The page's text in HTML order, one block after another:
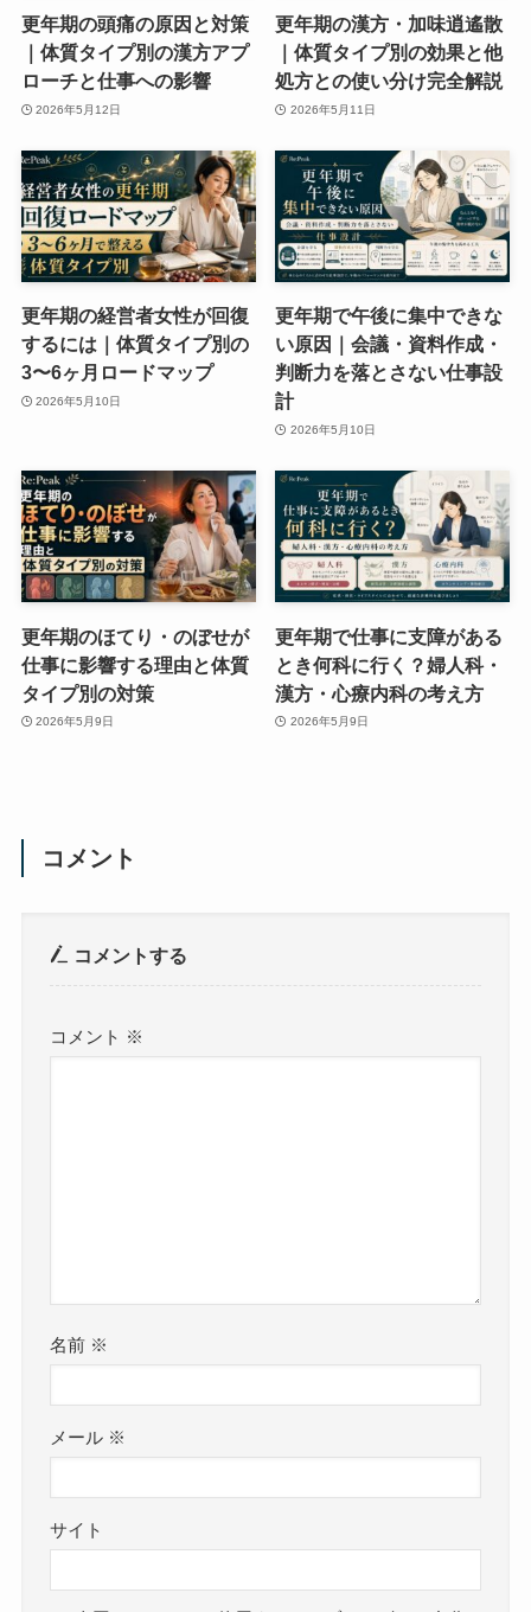
更年期の頭痛の原因と対策
｜体質タイプ別の漢方アプ
ローチと仕事への影響
2026年5月12日
更年期の漢方・加味逍遙散
｜体質タイプ別の効果と他
処方との使い分け完全解説
2026年5月11日
更年期の経営者女性が回復
するには｜体質タイプ別の
3〜6ヶ月ロードマップ
2026年5月10日
更年期で午後に集中できな
い原因｜会議・資料作成・
判断力を落とさない仕事設
計
2026年5月10日
更年期のほてり・のぼせが
仕事に影響する理由と体質
タイプ別の対策
2026年5月9日
更年期で仕事に支障がある
とき何科に行く？婦人科・
漢方・心療内科の考え方
2026年5月9日
コメント
コメントする
コメント ※
名前 ※
メール ※
サイト